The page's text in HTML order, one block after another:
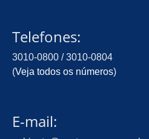
Telefones:
3010-0800 / 3010-0804
(Veja todos os números)
E-mail: